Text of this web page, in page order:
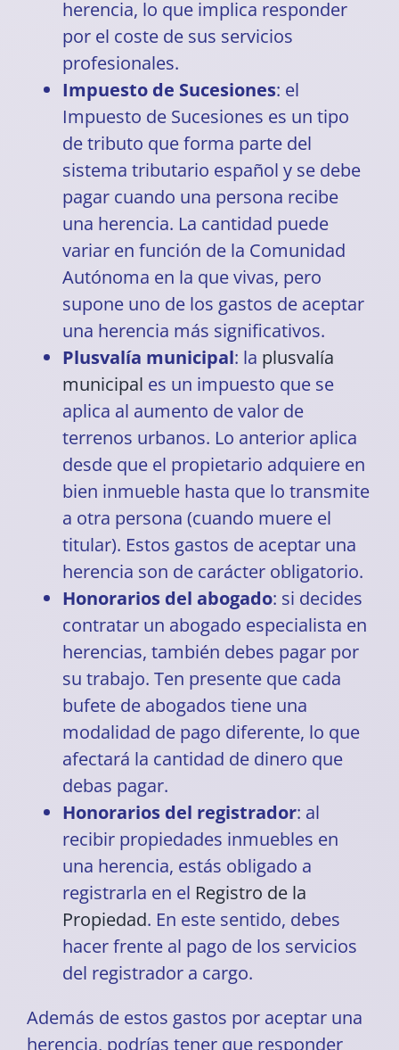
herencia, lo que implica responder
por el coste de sus servicios
profesionales.
Impuesto de Sucesiones: el
Impuesto de Sucesiones es un tipo
de tributo que forma parte del
sistema tributario español y se debe
pagar cuando una persona recibe
una herencia. La cantidad puede
variar en función de la Comunidad
Autónoma en la que vivas, pero
supone uno de los gastos de aceptar
una herencia más significativos.
Plusvalía municipal: la plusvalía
municipal es un impuesto que se
aplica al aumento de valor de
terrenos urbanos. Lo anterior aplica
desde que el propietario adquiere en
bien inmueble hasta que lo transmite
a otra persona (cuando muere el
titular). Estos gastos de aceptar una
herencia son de carácter obligatorio.
Honorarios del abogado: si decides
contratar un abogado especialista en
herencias, también debes pagar por
su trabajo. Ten presente que cada
bufete de abogados tiene una
modalidad de pago diferente, lo que
afectará la cantidad de dinero que
debas pagar.
Honorarios del registrador: al
recibir propiedades inmuebles en
una herencia, estás obligado a
registrarla en el Registro de la
Propiedad. En este sentido, debes
hacer frente al pago de los servicios
del registrador a cargo.
Además de estos gastos por aceptar una
herencia, podrías tener que responder